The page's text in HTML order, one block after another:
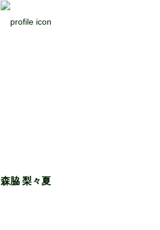
森脇 梨々夏